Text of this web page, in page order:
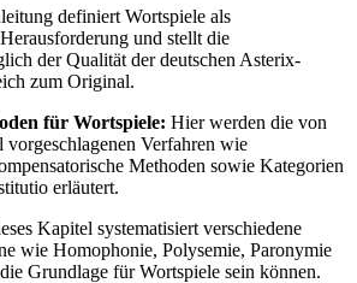
definiert Wortspiele als
und stellt die
der Qualität der deutschen Asterix-
zum Original.
für Wortspiele: Hier werden die von
vorgeschlagenen Verfahren wie
Methoden sowie Kategorien
erläutert.
Kapitel systematisiert verschiedene
wie Homophonie, Polysemie, Paronymie
Grundlage für Wortspiele sein können.